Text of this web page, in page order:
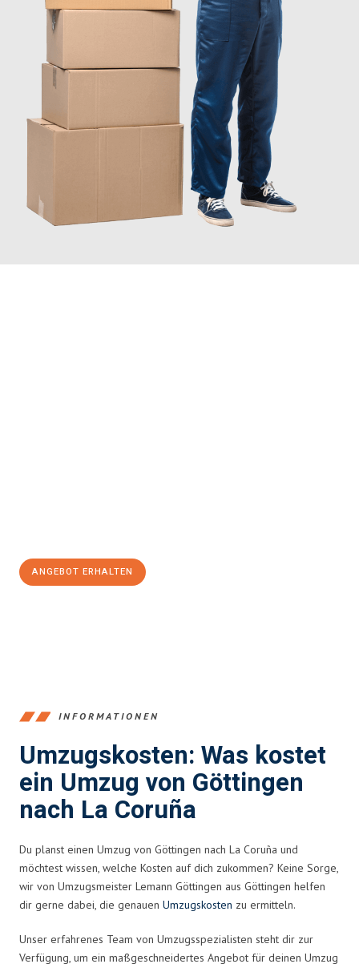
ANGEBOT ERHALTEN
INFORMATIONEN
Umzugskosten: Was kostet
ein Umzug von Göttingen
nach La Coruña
Du planst einen Umzug von Göttingen nach La Coruña und
möchtest wissen, welche Kosten auf dich zukommen? Keine Sorge,
wir von Umzugsmeister Lemann Göttingen aus Göttingen helfen
dir gerne dabei, die genauen Umzugskosten zu ermitteln.
Unser erfahrenes Team von Umzugsspezialisten steht dir zur
Verfügung, um ein maßgeschneidertes Angebot für deinen Umzug